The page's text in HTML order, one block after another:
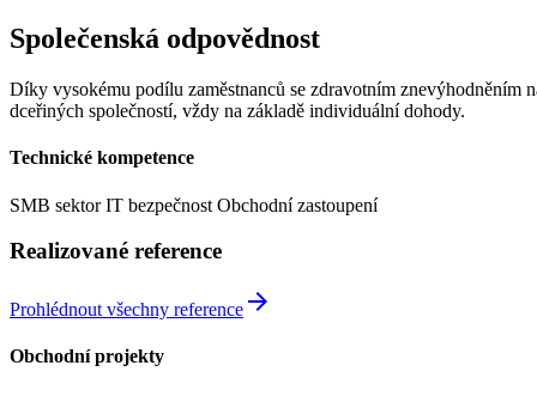
Společenská odpovědnost
Díky vysokému podílu zaměstnanců se zdravotním znevýhodněním
dceřiných společností, vždy na základě individuální dohody.
Technické kompetence
SMB sektorIT bezpečnost Obchodní zastoupení
Realizované reference
Prohlédnout všechny reference arrow_forward
Obchodní projekty